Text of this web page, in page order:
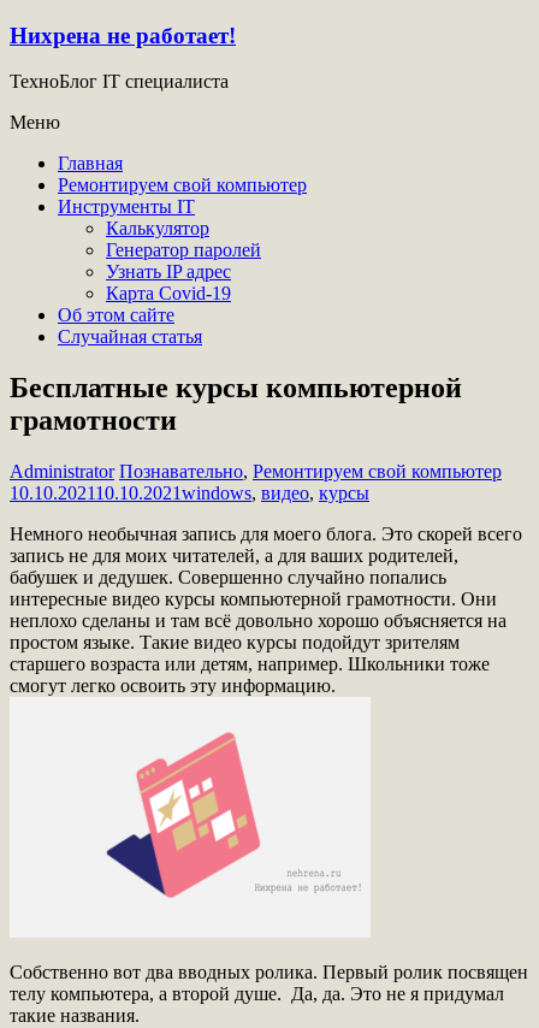
Нихрена не работает!
ТехноБлог IT специалиста
Меню
Главная
Ремонтируем свой компьютер
Инструменты IT
Калькулятор
Генератор паролей
Узнать IP адрес
Карта Covid-19
Об этом сайте
Случайная статья
Бесплатные курсы компьютерной
грамотности
Administrator Познавательно, Ремонтируем свой компьютер
10.10.202110.10.2021windows, видео, курсы
Немного необычная запись для моего блога. Это скорей всего
запись не для моих читателей, а для ваших родителей,
бабушек и дедушек. Совершенно случайно попались
интересные видео курсы компьютерной грамотности. Они
неплохо сделаны и там всё довольно хорошо объясняется на
простом языке. Такие видео курсы подойдут зрителям
старшего возраста или детям, например. Школьники тоже
смогут легко освоить эту информацию.
Собственно вот два вводных ролика. Первый ролик посвящен
телу компьютера, а второй душе. Да, да. Это не я придумал
такие названия.